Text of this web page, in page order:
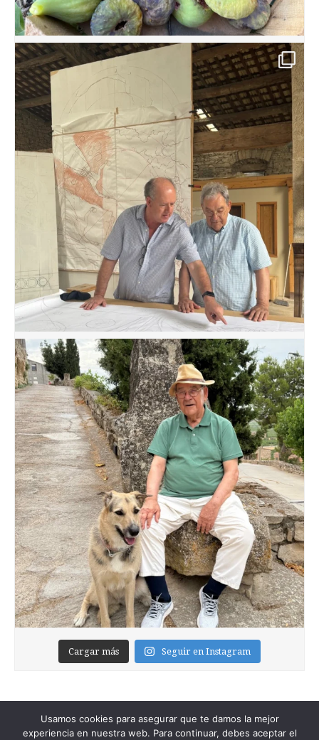
Cargar más Seguir en Instagram
Usamos cookies para asegurar que te damos la mejor
experiencia en nuestra web. Para continuar, debes aceptar el